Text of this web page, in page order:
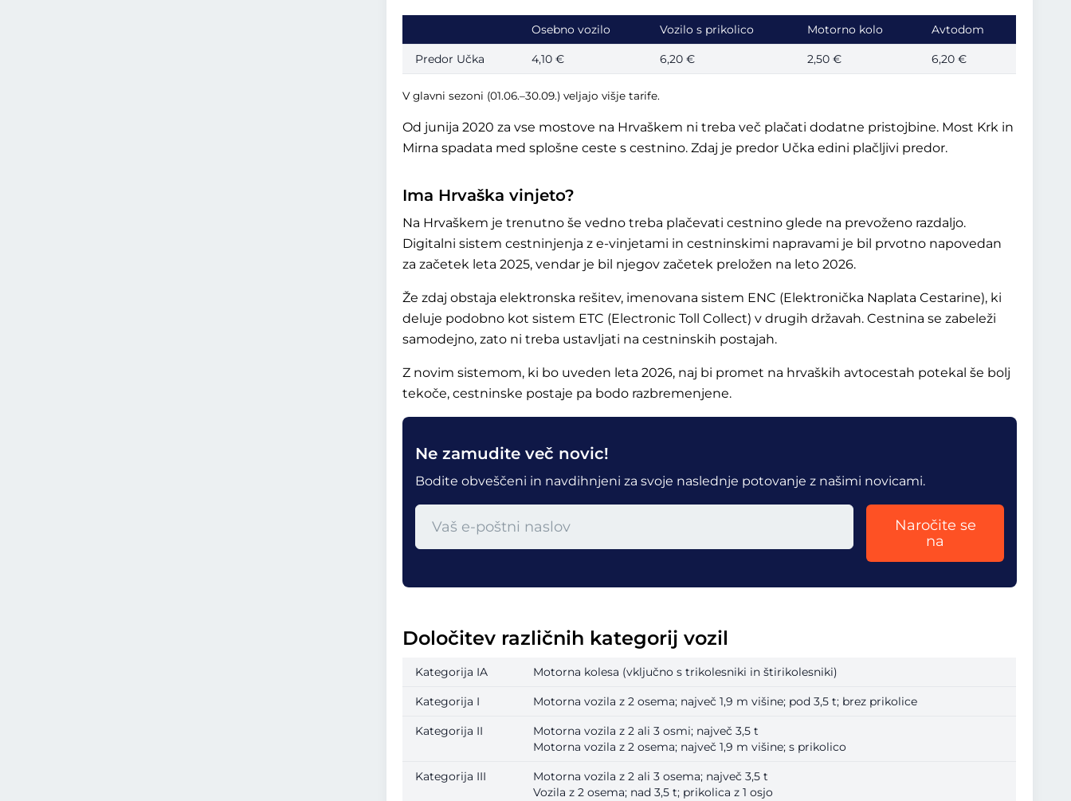
Osebno vozilo Vozilo s prikolico Motorno kolo Avtodom
Predor Učka 4,10 € 6,20 € 2,50 € 6,20 €
V glavni sezoni (01.06.–30.09.) veljajo višje tarife.
Od junija 2020 za vse mostove na Hrvaškem ni treba več plačati dodatne pristojbine. Most Krk in
Mirna spadata med splošne ceste s cestnino. Zdaj je predor Učka edini plačljivi predor.
Ima Hrvaška vinjeto?
Na Hrvaškem je trenutno še vedno treba plačevati cestnino glede na prevoženo razdaljo.
Digitalni sistem cestninjenja z e-vinjetami in cestninskimi napravami je bil prvotno napovedan
za začetek leta 2025, vendar je bil njegov začetek preložen na leto 2026.
Že zdaj obstaja elektronska rešitev, imenovana sistem ENC (Elektronička Naplata Cestarine), ki
deluje podobno kot sistem ETC (Electronic Toll Collect) v drugih državah. Cestnina se zabeleži
samodejno, zato ni treba ustavljati na cestninskih postajah.
Z novim sistemom, ki bo uveden leta 2026, naj bi promet na hrvaških avtocestah potekal še bolj
tekoče, cestninske postaje pa bodo razbremenjene.
Ne zamudite več novic!
Bodite obveščeni in navdihnjeni za svoje naslednje potovanje z našimi novicami.
Naročite se
na
Določitev različnih kategorij vozil
Kategorija IA Motorna kolesa (vključno s trikolesniki in štirikolesniki)
Kategorija I Motorna vozila z 2 osema; največ 1,9 m višine; pod 3,5 t; brez prikolice
Kategorija II
Motorna vozila z 2 ali 3 osmi; največ 3,5 t
Motorna vozila z 2 osema; največ 1,9 m višine; s prikolico
Kategorija III
Motorna vozila z 2 ali 3 osema; največ 3,5 t
Vozila z 2 osema; nad 3,5 t; prikolica z 1 osjo